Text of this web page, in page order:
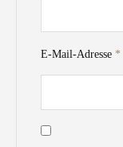
E-Mail-Adresse *